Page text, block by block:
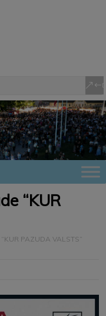
“KUR
PAZUDA VALSTS”